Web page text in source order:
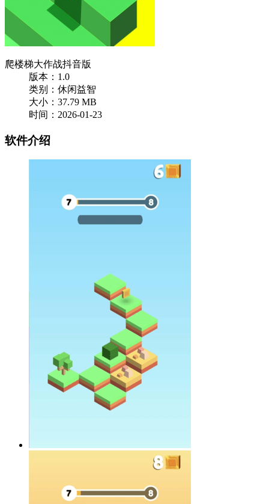
爬楼梯大作战抖音版
版本：1.0
类别：休闲益智
大小：37.79 MB
时间：2026-01-23
软件介绍